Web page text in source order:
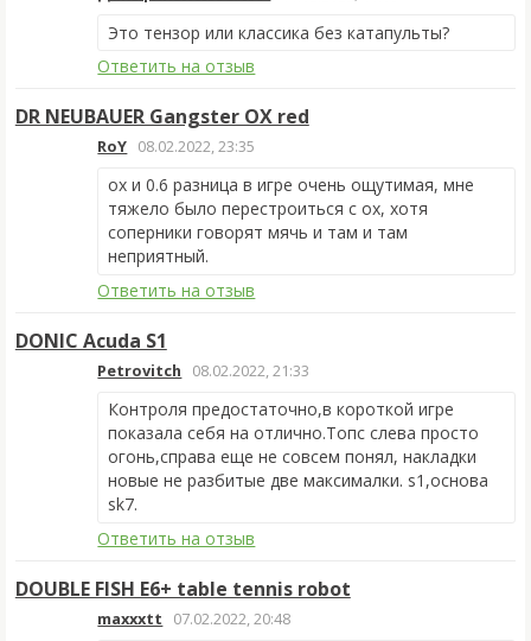
Это тензор или классика без катапульты?
Ответить на отзыв
DR NEUBAUER Gangster OX red
RoY 08.02.2022, 23:35
ox и 0.6 разница в игре очень ощутимая, мне
тяжело было перестроиться с ох, хотя
соперники говорят мячь и там и там
неприятный.
Ответить на отзыв
DONIC Acuda S1
Petrovitch 08.02.2022, 21:33
Контроля предостаточно,в короткой игре
показала себя на отлично.Топс слева просто
огонь,справа еще не совсем понял, накладки
новые не разбитые две максималки. s1,основа
sk7.
Ответить на отзыв
DOUBLE FISH E6+ table tennis robot
maxxxtt 07.02.2022, 20:48